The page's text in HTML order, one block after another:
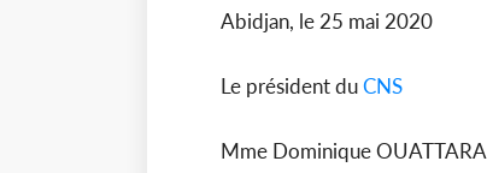
Abidjan, le 25 mai 2020
Le président duCNS
Mme Dominique OUATTARA